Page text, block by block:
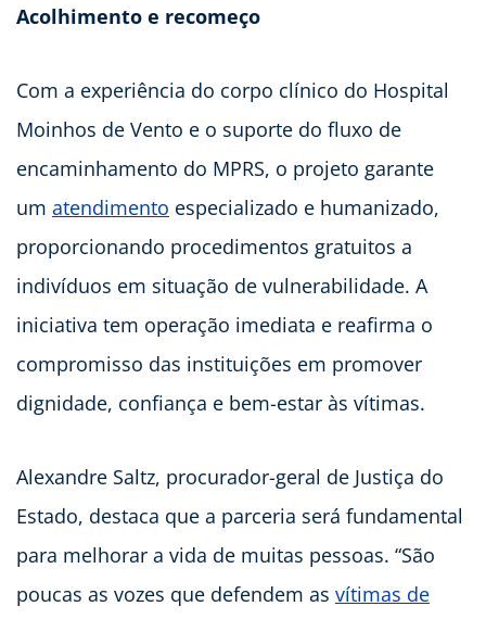
Acolhimento e recomeço
Com a experiência do corpo clínico do Hospital
Moinhos de Vento e o suporte do fluxo de
encaminhamento do MPRS, o projeto garante
um atendimento especializado e humanizado,
proporcionando procedimentos gratuitos a
indivíduos em situação de vulnerabilidade. A
iniciativa tem operação imediata e reafirma o
compromisso das instituições em promover
dignidade, confiança e bem-estar às vítimas.
Alexandre Saltz, procurador-geral de Justiça do
Estado, destaca que a parceria será fundamental
para melhorar a vida de muitas pessoas. “São
poucas as vozes que defendem as vítimas de